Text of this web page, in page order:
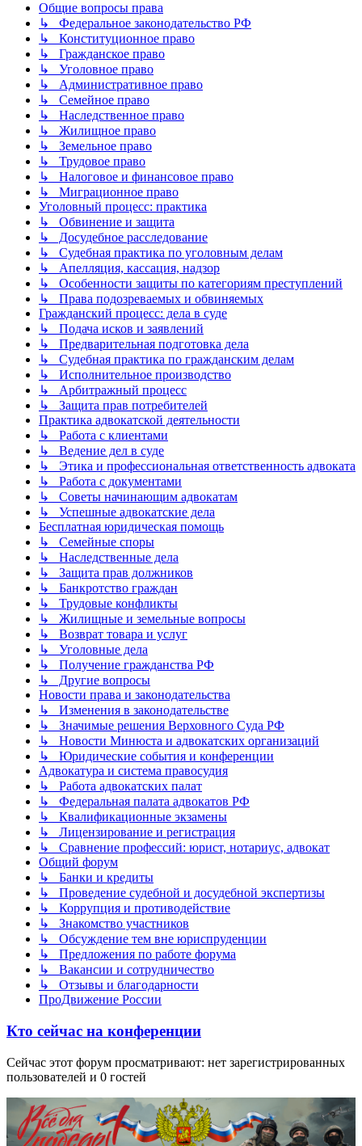
Общие вопросы права
↳ Федеральное законодательство РФ
↳ Конституционное право
↳ Гражданское право
↳ Уголовное право
↳ Административное право
↳ Семейное право
↳ Наследственное право
↳ Жилищное право
↳ Земельное право
↳ Трудовое право
↳ Налоговое и финансовое право
↳ Миграционное право
Уголовный процесс: практика
↳ Обвинение и защита
↳ Досудебное расследование
↳ Судебная практика по уголовным делам
↳ Апелляция, кассация, надзор
↳ Особенности защиты по категориям преступлений
↳ Права подозреваемых и обвиняемых
Гражданский процесс: дела в суде
↳ Подача исков и заявлений
↳ Предварительная подготовка дела
↳ Судебная практика по гражданским делам
↳ Исполнительное производство
↳ Арбитражный процесс
↳ Защита прав потребителей
Практика адвокатской деятельности
↳ Работа с клиентами
↳ Ведение дел в суде
↳ Этика и профессиональная ответственность адвоката
↳ Работа с документами
↳ Советы начинающим адвокатам
↳ Успешные адвокатские дела
Бесплатная юридическая помощь
↳ Семейные споры
↳ Наследственные дела
↳ Защита прав должников
↳ Банкротство граждан
↳ Трудовые конфликты
↳ Жилищные и земельные вопросы
↳ Возврат товара и услуг
↳ Уголовные дела
↳ Получение гражданства РФ
↳ Другие вопросы
Новости права и законодательства
↳ Изменения в законодательстве
↳ Значимые решения Верховного Суда РФ
↳ Новости Минюста и адвокатских организаций
↳ Юридические события и конференции
Адвокатура и система правосудия
↳ Работа адвокатских палат
↳ Федеральная палата адвокатов РФ
↳ Квалификационные экзамены
↳ Лицензирование и регистрация
↳ Сравнение профессий: юрист, нотариус, адвокат
Общий форум
↳ Банки и кредиты
↳ Проведение судебной и досудебной экспертизы
↳ Коррупция и противодействие
↳ Знакомство участников
↳ Обсуждение тем вне юриспруденции
↳ Предложения по работе форума
↳ Вакансии и сотрудничество
↳ Отзывы и благодарности
ПроДвижение России
Кто сейчас на конференции
Сейчас этот форум просматривают: нет зарегистрированных
пользователей и 0 гостей